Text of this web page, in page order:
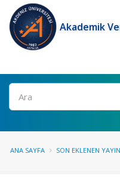
Akademik
Ara
ANA SAYFA SON EKLENEN